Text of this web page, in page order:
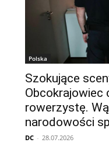
Polska
Szokujące
Obcokrajowiec
rowerzystę.
narodowości
DC - 28.07.2026